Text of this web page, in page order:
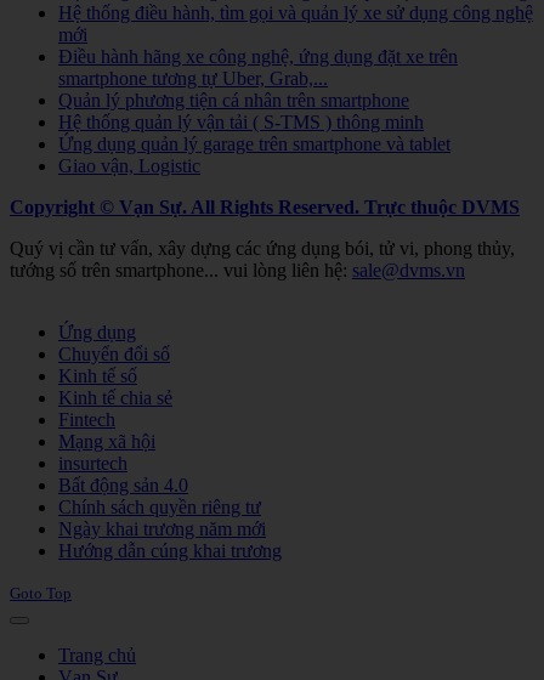
Hệ thống điều hành, tìm gọi và quản lý xe sử dụng công nghệ
mới
Điều hành hãng xe công nghệ, ứng dụng đặt xe trên
smartphone tương tự Uber, Grab,...
Quản lý phương tiện cá nhân trên smartphone
Hệ thống quản lý vận tải ( S-TMS ) thông minh
Ứng dụng quản lý garage trên smartphone và tablet
Giao vận, Logistic
Copyright © Vạn Sự. All Rights Reserved. Trực thuộc DVMS
Quý vị cần tư vấn, xây dựng các ứng dụng bói, tử vi, phong thủy,
tướng số trên smartphone... vui lòng liên hệ: sale@dvms.vn
Ứng dụng
Chuyển đổi số
Kinh tế số
Kinh tế chia sẻ
Fintech
Mạng xã hội
insurtech
Bất động sản 4.0
Chính sách quyền riêng tư
Ngày khai trương năm mới
Hướng dẫn cúng khai trương
Goto Top
Trang chủ